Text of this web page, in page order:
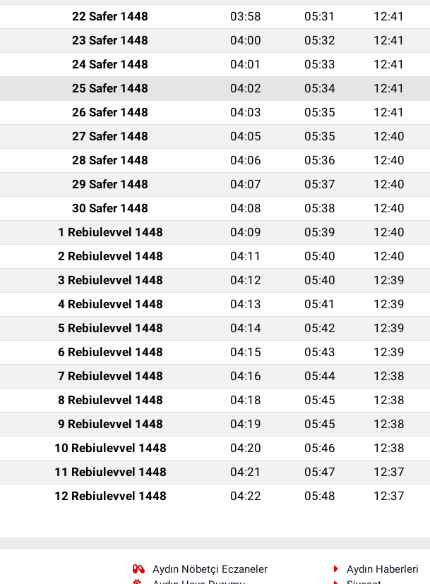
22 Safer 1448 03:58 05:31 12:41
23 Safer 1448 04:00 05:32 12:41
24 Safer 1448 04:01 05:33 12:41
25 Safer 1448 04:02 05:34 12:41
26 Safer 1448 04:03 05:35 12:41
27 Safer 1448 04:05 05:35 12:40
28 Safer 1448 04:06 05:36 12:40
29 Safer 1448 04:07 05:37 12:40
30 Safer 1448 04:08 05:38 12:40
1 Rebiulevvel 1448 04:09 05:39 12:40
2 Rebiulevvel 1448 04:11 05:40 12:40
3 Rebiulevvel 1448 04:12 05:40 12:39
4 Rebiulevvel 1448 04:13 05:41 12:39
5 Rebiulevvel 1448 04:14 05:42 12:39
6 Rebiulevvel 1448 04:15 05:43 12:39
7 Rebiulevvel 1448 04:16 05:44 12:38
8 Rebiulevvel 1448 04:18 05:45 12:38
9 Rebiulevvel 1448 04:19 05:45 12:38
10 Rebiulevvel 1448 04:20 05:46 12:38
11 Rebiulevvel 1448 04:21 05:47 12:37
12 Rebiulevvel 1448 04:22 05:48 12:37
Aydın Nöbetçi Eczaneler
Aydın Haberleri